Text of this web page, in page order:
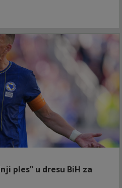
ples” u dresu BiH za